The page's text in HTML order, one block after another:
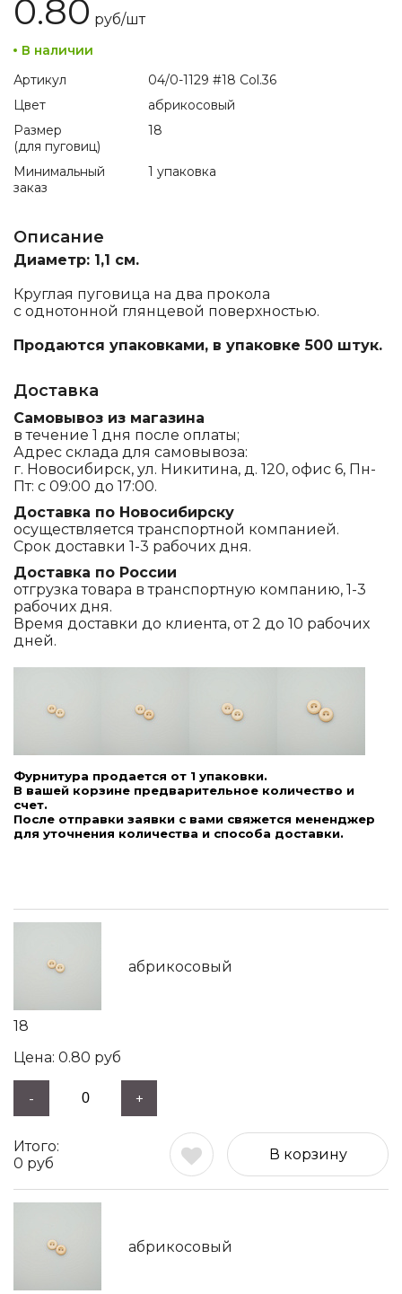
0.80 руб/шт
В наличии
Артикул
04/0-1129 #18 Col.36
Цвет
абрикосовый
Размер
(для пуговиц)
18
Минимальный
заказ
1 упаковка
Описание
Диаметр: 1,1 см.
Круглая пуговица на два прокола
с однотонной глянцевой поверхностью.
Продаются упаковками, в упаковке 500 штук.
Доставка
Самовывоз из магазина
в течение 1 дня после оплаты;
Адрес склада для самовывоза:
г. Новосибирск, ул. Никитина, д. 120, офис 6, Пн-
Пт: с 09:00 до 17:00.
Доставка по Новосибирску
осуществляется транспортной компанией.
Срок доставки 1-3 рабочих дня.
Доставка по России
отгрузка товара в транспортную компанию, 1-3
рабочих дня.
Время доставки до клиента, от 2 до 10 рабочих
дней.
Фурнитура продается от 1 упаковки.
В вашей корзине предварительное количество и
счет.
После отправки заявки с вами свяжется мененджер
для уточнения количества и способа доставки.
абрикосовый
18
0.80 руб
- +
0 руб
В корзину
абрикосовый